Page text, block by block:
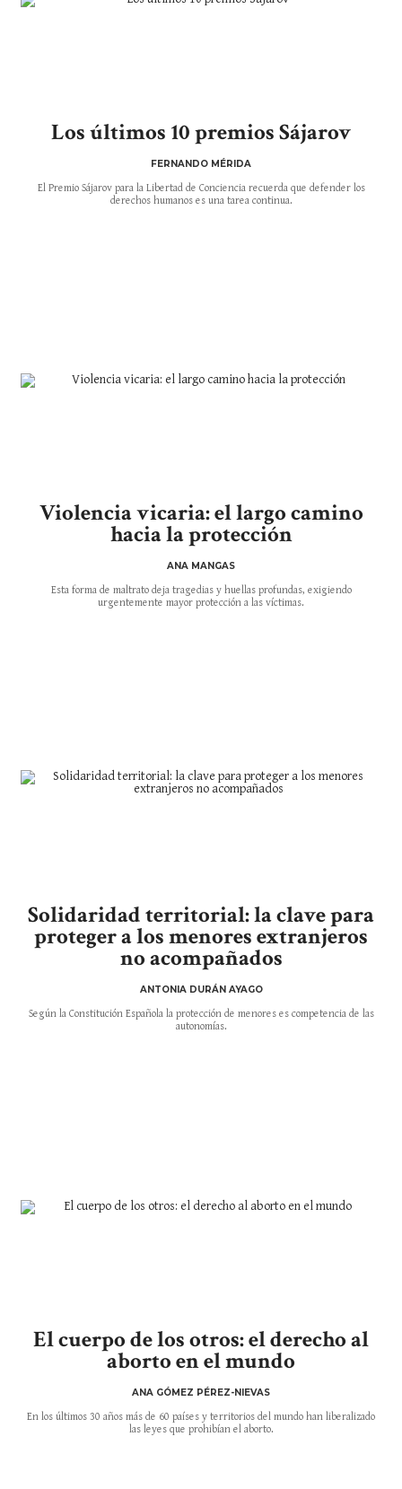
Los últimos 10 premios Sájarov
FERNANDO MÉRIDA
El Premio Sájarov para la Libertad de Conciencia recuerda que defender los
derechos humanos es una tarea continua.
Violencia vicaria: el largo camino
hacia la protección
ANA MANGAS
Esta forma de maltrato deja tragedias y huellas profundas, exigiendo
urgentemente mayor protección a las víctimas.
Solidaridad territorial: la clave para
proteger a los menores extranjeros
no acompañados
ANTONIA DURÁN AYAGO
Según la Constitución Española la protección de menores es competencia de las
autonomías.
El cuerpo de los otros: el derecho al
aborto en el mundo
ANA GÓMEZ PÉREZ-NIEVAS
En los últimos 30 años más de 60 países y territorios del mundo han liberalizado
las leyes que prohibían el aborto.